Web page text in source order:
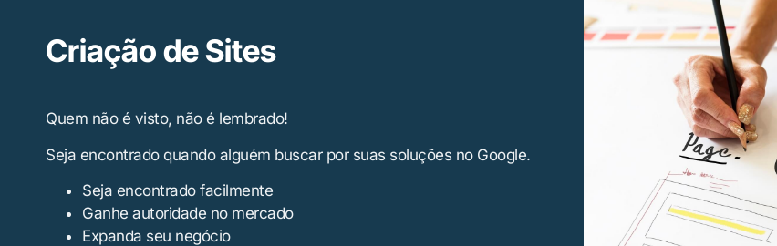
Criação de Sites
Quem não é visto, não é lembrado!
Seja encontrado quando alguém buscar por suas soluções no Google.
Seja encontrado facilmente
Ganhe autoridade no mercado
Expanda seu negócio